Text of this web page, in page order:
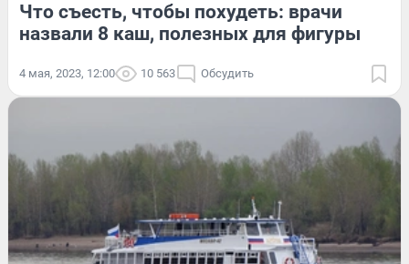
Что съесть, чтобы похудеть: врачи
назвали 8 каш, полезных для фигуры
4 мая, 2023, 12:00 10 563 Обсудить